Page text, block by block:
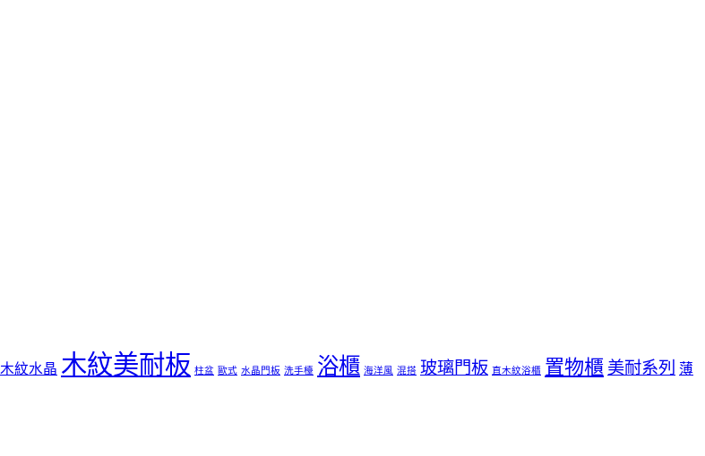
木紋水晶 木紋美耐板 柱盆 歐式 水晶門板 洗手檯 浴櫃 海洋風 混搭 玻璃門板 直木紋浴櫃 置物櫃 美耐系列 薄